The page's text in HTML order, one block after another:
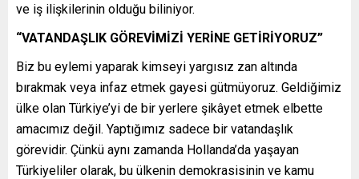
ve iş ilişkilerinin olduğu biliniyor.
“VATANDAŞLIK GÖREVİMİZİ YERİNE GETİRİYORUZ”
Biz bu eylemi yaparak kimseyi yargısız zan altında
bırakmak veya infaz etmek gayesi gütmüyoruz. Geldiğimiz
ülke olan Türkiye’yi de bir yerlere şikâyet etmek elbette
amacımız değil. Yaptığımız sadece bir vatandaşlık
görevidir. Çünkü aynı zamanda Hollanda’da yaşayan
Türkiyeliler olarak, bu ülkenin demokrasisinin ve kamu